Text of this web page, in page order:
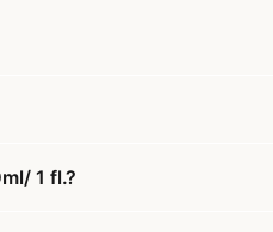
1 fl.?